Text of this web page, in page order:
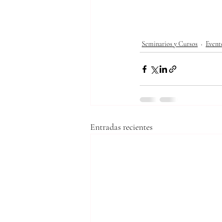
Seminarios y Cursos
Entradas recientes